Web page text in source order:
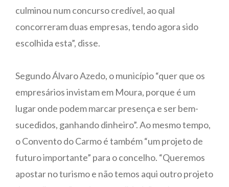
culminou num concurso credível, ao qual
concorreram duas empresas, tendo agora sido
escolhida esta”, disse.
Segundo Álvaro Azedo, o município “quer que os
empresários invistam em Moura, porque é um
lugar onde podem marcar presença e ser bem-
sucedidos, ganhando dinheiro”. Ao mesmo tempo,
o Convento do Carmo é também “um projeto de
futuro importante” para o concelho. “Queremos
apostar no turismo e não temos aqui outro projeto